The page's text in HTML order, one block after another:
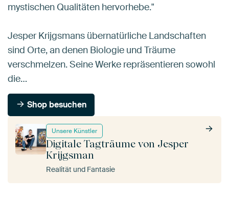
Unsere Künstler
Digitale Tagträume von Jesper
Krijgsman
Realität und Fantasie
mystischen Qualitäten hervorhebe."
Jesper Krijgsmans übernatürliche Landschaften
sind Orte, an denen Biologie und Träume
verschmelzen. Seine Werke repräsentieren sowohl
die…
Shop besuchen